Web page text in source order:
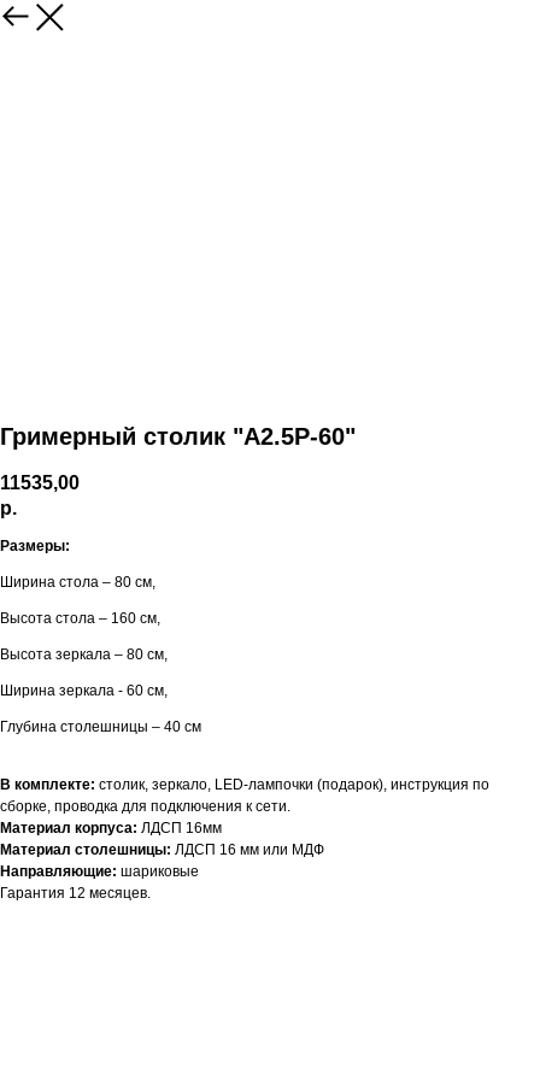
Гримерный столик "А2.5Р-60"
11535,00
р.
Размеры:
Ширина стола – 80 см,
Высота стола – 160 см,
Высота зеркала – 80 см,
Ширина зеркала - 60 см,
Глубина столешницы – 40 см
В комплекте: столик, зеркало, LED-лампочки (подарок), инструкция по
сборке, проводка для подключения к сети.
Материал корпуса: ЛДСП 16мм
Материал столешницы: ЛДСП 16 мм или МДФ
Направляющие: шариковые
Гарантия 12 месяцев.